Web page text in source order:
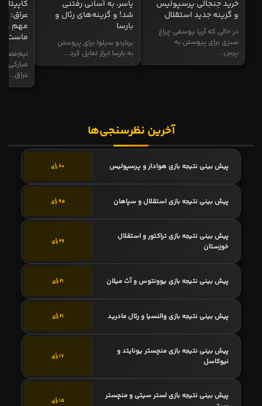
خرید جنجالی پرسپولیس
و گزینه جدید استقلال
در حالی که آریا یوسفی چراغ
سبزی برای پیوستن به
پرس...
یاسر، به آسانی رفتنی
شد! و گزینه‌های رئال و
بارسا
برناردو سیلوا برای پیوستن
به بارسا ابراز تمایل کرد...
عراق:
مهم و
ماست
نیم‌فصل
مبارکی
عراق...
آخرین نظرسنجی‌ها
پیش بینی نتیجه بازی هوادار و پرسپولیس 80 رأی
پیش بینی نتیجه بازی استقلال و سپاهان 95 رأی
پیش بینی نتیجه بازی تراکتور و استقلال
خوزستان
69 رأی
پیش بینی نتیجه بازی یوونتوس و آث میلان 21 رأی
پیش بینی نتیجه بازی والنسیا و رئال مادرید 21 رأی
پیش بینی نتیجه بازی منچستر یونایتد و
نیوکاسل
17 رأی
پیش بینی نتیجه بازی لستر سیتی و منچستر
15 رأی